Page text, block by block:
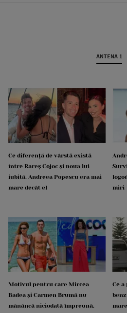
ANTENA 1
Ce diferență de vârstă există
între Rareș Cojoc și noua lui
iubită. Andreea Popescu era mai
mare decât el
miri
Motivul pentru care Mircea
Badea și Carmen Brumă nu
mănâncă niciodată împreună.
Ce